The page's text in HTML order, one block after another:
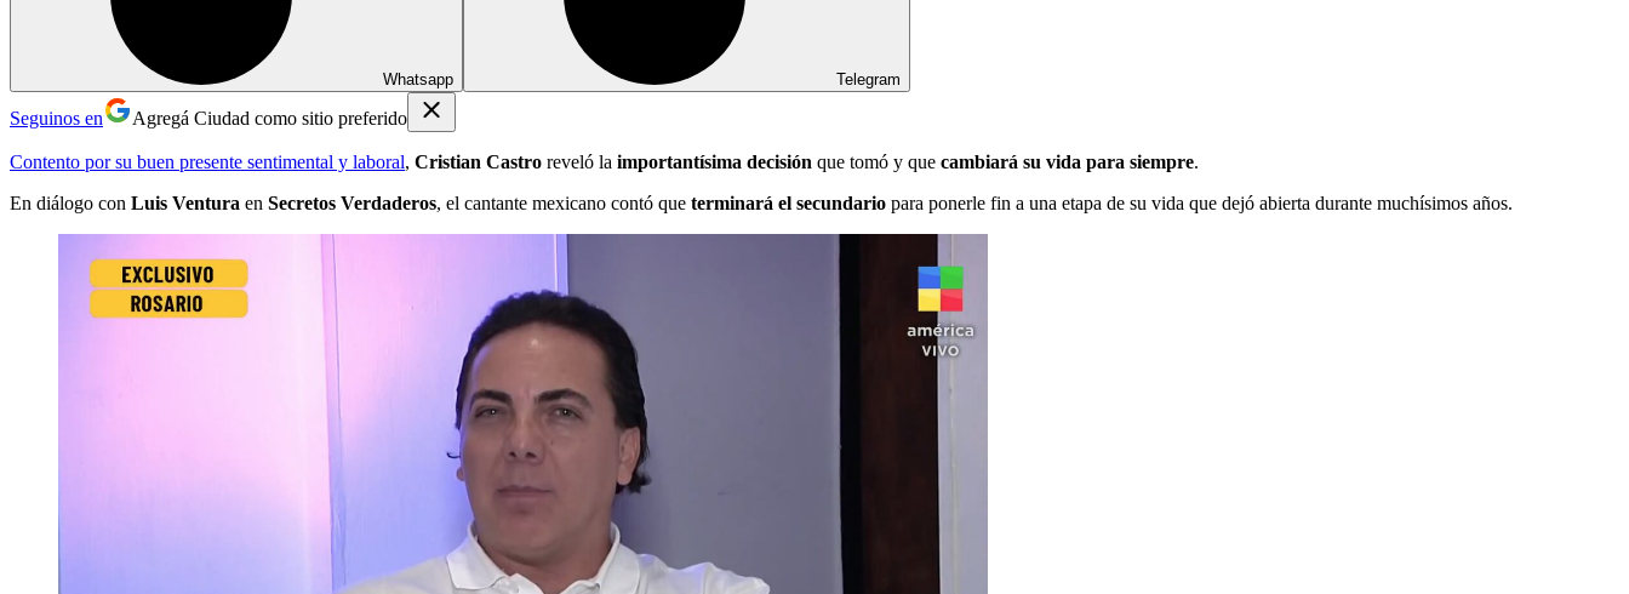
Whatsapp Telegram
Seguinos en Agregá Ciudad como sitio preferido
Contento por su buen presente sentimental y laboral, Cristian Castro reveló la importantísima decisión que tomó y que cambiará su vida para siempre.
En diálogo con Luis Ventura en Secretos Verdaderos, el cantante mexicano contó que terminará el secundario para ponerle fin a una etapa de su vida que dejó abierta durante muchísimos años.